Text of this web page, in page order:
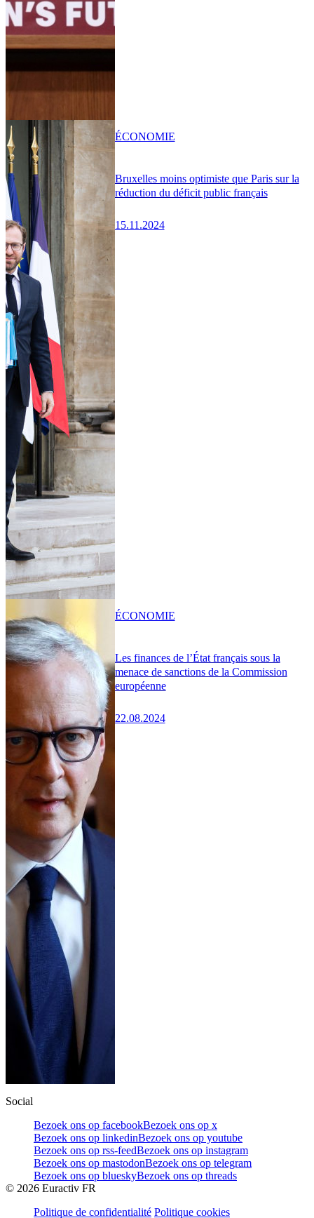
Bruxelles moins optimiste que Paris sur la
réduction du déficit public français
15.11.2024
ÉCONOMIE
Les finances de l’État français sous la
menace de sanctions de la Commission
européenne
22.08.2024
ÉCONOMIE
Social
Bezoek ons op facebookBezoek ons op x
Bezoek ons op linkedinBezoek ons op youtube
Bezoek ons op rss-feedBezoek ons op instagram
Bezoek ons op mastodonBezoek ons op telegram
Bezoek ons op blueskyBezoek ons op threads
© 2026 Euractiv FR
Politique de confidentialité Politique cookies